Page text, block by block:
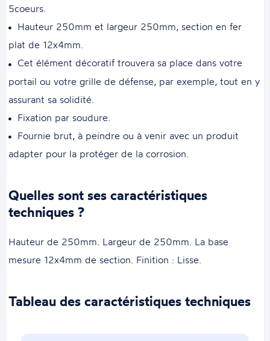
5coeurs.
Hauteur 250mm et largeur 250mm, section en fer
plat de 12x4mm.
Cet élément décoratif trouvera sa place dans votre
portail ou votre grille de défense, par exemple, tout en y
assurant sa solidité.
Fixation par soudure.
Fournie brut, à peindre ou à venir avec un produit
adapter pour la protéger de la corrosion.
Quelles sont ses caractéristiques
techniques ?
Hauteur de 250mm. Largeur de 250mm. La base
mesure 12x4mm de section. Finition : Lisse.
Tableau des caractéristiques techniques